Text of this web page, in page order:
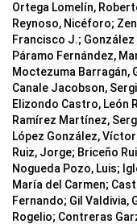
Ortega Lomelín,
Reynoso, Nicéforo;
Francisco J.;
Páramo Fernández,
Moctezuma Barragán,
Canale Jacobson,
Elizondo Castro, León
Ramírez Martínez,
López González,
Ruiz, Jorge; Briceño
Nogueda Pozo, Luis;
María del Carmen;
Fernando; Gil Valdivia,
Rogelio; Contreras